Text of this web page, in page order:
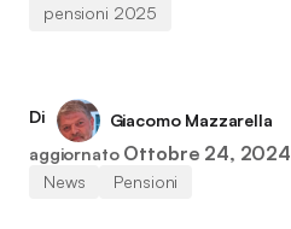
pensioni 2025
Di
Giacomo Mazzarella
aggiornato Ottobre 24, 2024
News Pensioni